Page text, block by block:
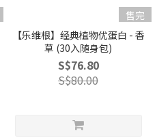
售完
【乐维根】经典植物优蛋白 - 香
草 (30入随身包)
S$76.80
S$80.00